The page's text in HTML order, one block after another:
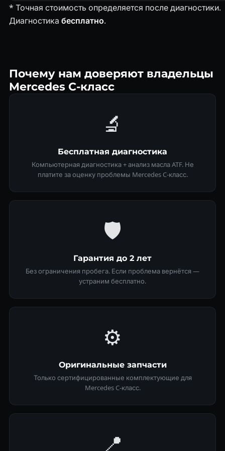
* Точная стоимость определяется после диагностики.
Диагностика бесплатно.
Почему нам доверяют владельцы
Mercedes C-класс
🔬
Бесплатная диагностика
Компьютерная диагностика + анализ масла ATF. Не
платите за оценку проблемы Mercedes C-класс.
🛡
Гарантия до 2 лет
Без ограничения пробега. Если проблема вернётся —
устраним бесплатно.
⚙️
Оригинальные запчасти
Только сертифицированные комплектующие для
Mercedes C-класс.
📍